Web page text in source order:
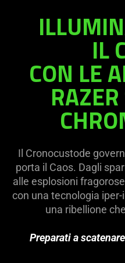
IL
CON LE
Il Cronocustode
porta il Caos. Dagli
alle esplosioni
con una tecnologia
una ribellione
Preparati a